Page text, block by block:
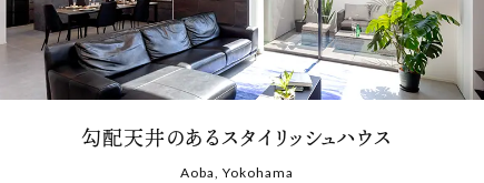
勾配天井のあるスタイリッシュハウス
Aoba, Yokohama